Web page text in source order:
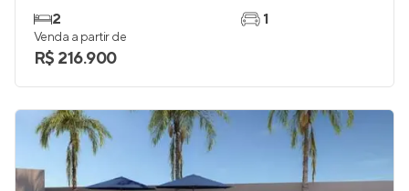
2
1
Venda a partir de
R$ 216.900